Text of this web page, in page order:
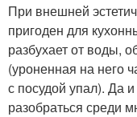
При внешней
пригоден для
разбухает от воды,
(уроненная на него
с посудой упал). Да
разобраться среди